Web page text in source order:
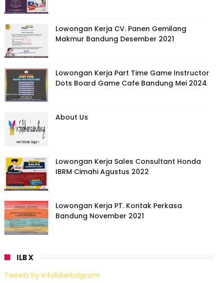
Lowongan Kerja CV. Panen Gemilang
Makmur Bandung Desember 2021
Lowongan Kerja Part Time Game Instructor
Dots Board Game Cafe Bandung Mei 2024
About Us
Lowongan Kerja Sales Consultant Honda
IBRM Cimahi Agustus 2022
Lowongan Kerja PT. Kontak Perkasa
Bandung November 2021
ILB X
Tweets by infolokerbdgcom